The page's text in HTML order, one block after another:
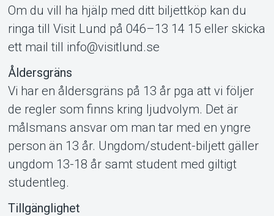
Om du vill ha hjälp med ditt biljettköp kan du
ringa till Visit Lund på 046–13 14 15 eller skicka
ett mail till info@visitlund.se
Åldersgräns
Vi har en åldersgräns på 13 år pga att vi följer
de regler som finns kring ljudvolym. Det är
målsmans ansvar om man tar med en yngre
person än 13 år. Ungdom/student-biljett gäller
ungdom 13-18 år samt student med giltigt
studentleg.
Tillgänglighet